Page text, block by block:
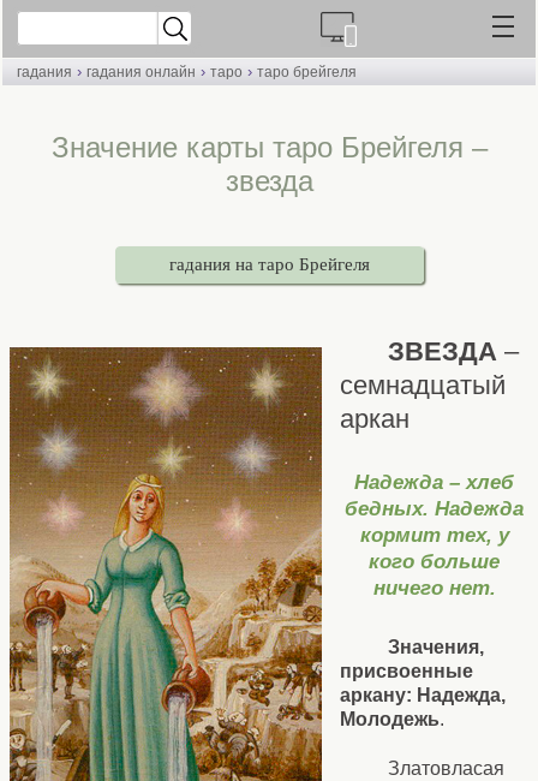
гадания › гадания онлайн › таро › таро брейгеля
Значение карты таро Брейгеля –
звезда
гадания на таро Брейгеля
ЗВЕЗДА –
семнадцатый
аркан
Надежда – хлеб
бедных. Надежда
кормит тех, у
кого больше
ничего нет.
Значения,
присвоенные
аркану: Надежда,
Молодежь.
Златовласая